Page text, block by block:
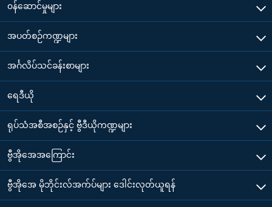
၀န်ဆောင်မှုများ
အပတ်စဉ်ကဏ္ဍများ
အင်္ဂလိပ်သင်ခန်းစာများ
ရေဒီယို
ရုပ်သံအစီအစဉ်နှင့် ဗွီဒီယိုကဏ္ဍများ
ဗွီအိုအေအကြောင်း
ဗွီအိုအေ မိုဘိုင်းလ်အက်ပ်များ ဒေါင်းလုတ်ယူရန်